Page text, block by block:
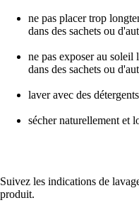
ne pas placer trop
dans des sachets ou
ne pas exposer au
dans des sachets ou
laver avec des
sécher naturellement et
Suivez les indications de
produit.